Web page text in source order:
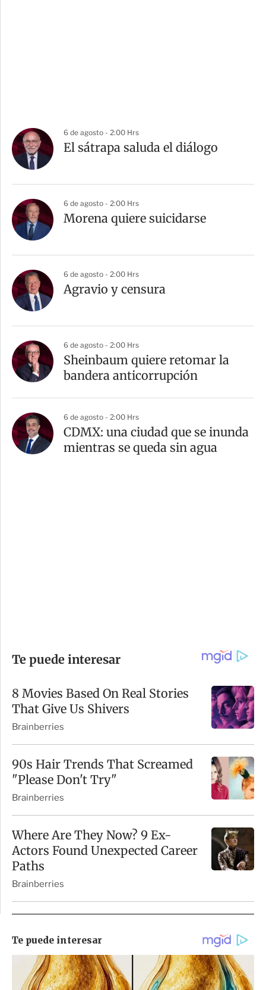
6 de agosto - 2:00 Hrs
El sátrapa saluda el diálogo
6 de agosto - 2:00 Hrs
Morena quiere suicidarse
6 de agosto - 2:00 Hrs
Agravio y censura
6 de agosto - 2:00 Hrs
Sheinbaum quiere retomar la
bandera anticorrupción
6 de agosto - 2:00 Hrs
CDMX: una ciudad que se inunda
mientras se queda sin agua